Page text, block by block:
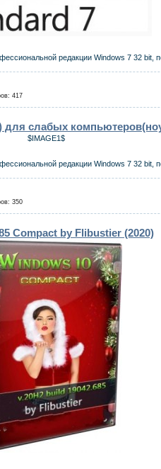
редакции Windows 7 32 bit,
417
для слабых
$IMAGE1$
редакции Windows 7 32 bit,
350
Compact by Flibustier (2020)